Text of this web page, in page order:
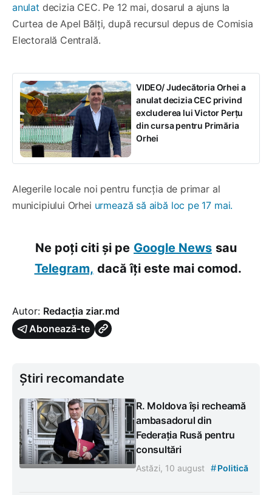
anulat decizia CEC. Pe 12 mai, dosarul a ajuns la
Curtea de Apel Bălți, după recursul depus de Comisia
Electorală Centrală.
VIDEO/ Judecătoria Orhei a
anulat decizia CEC privind
excluderea lui Victor Perțu
din cursa pentru Primăria
Orhei
Alegerile locale noi pentru funcția de primar al
municipiului Orhei urmează să aibă loc pe 17 mai.
Ne poți citi și pe Google News sau
Telegram, dacă îți este mai comod.
Autor: Redacția ziar.md
Abonează-te
Știri recomandate
R. Moldova își recheamă
ambasadorul din
Federația Rusă pentru
consultări
Astăzi, 10 august #Politică